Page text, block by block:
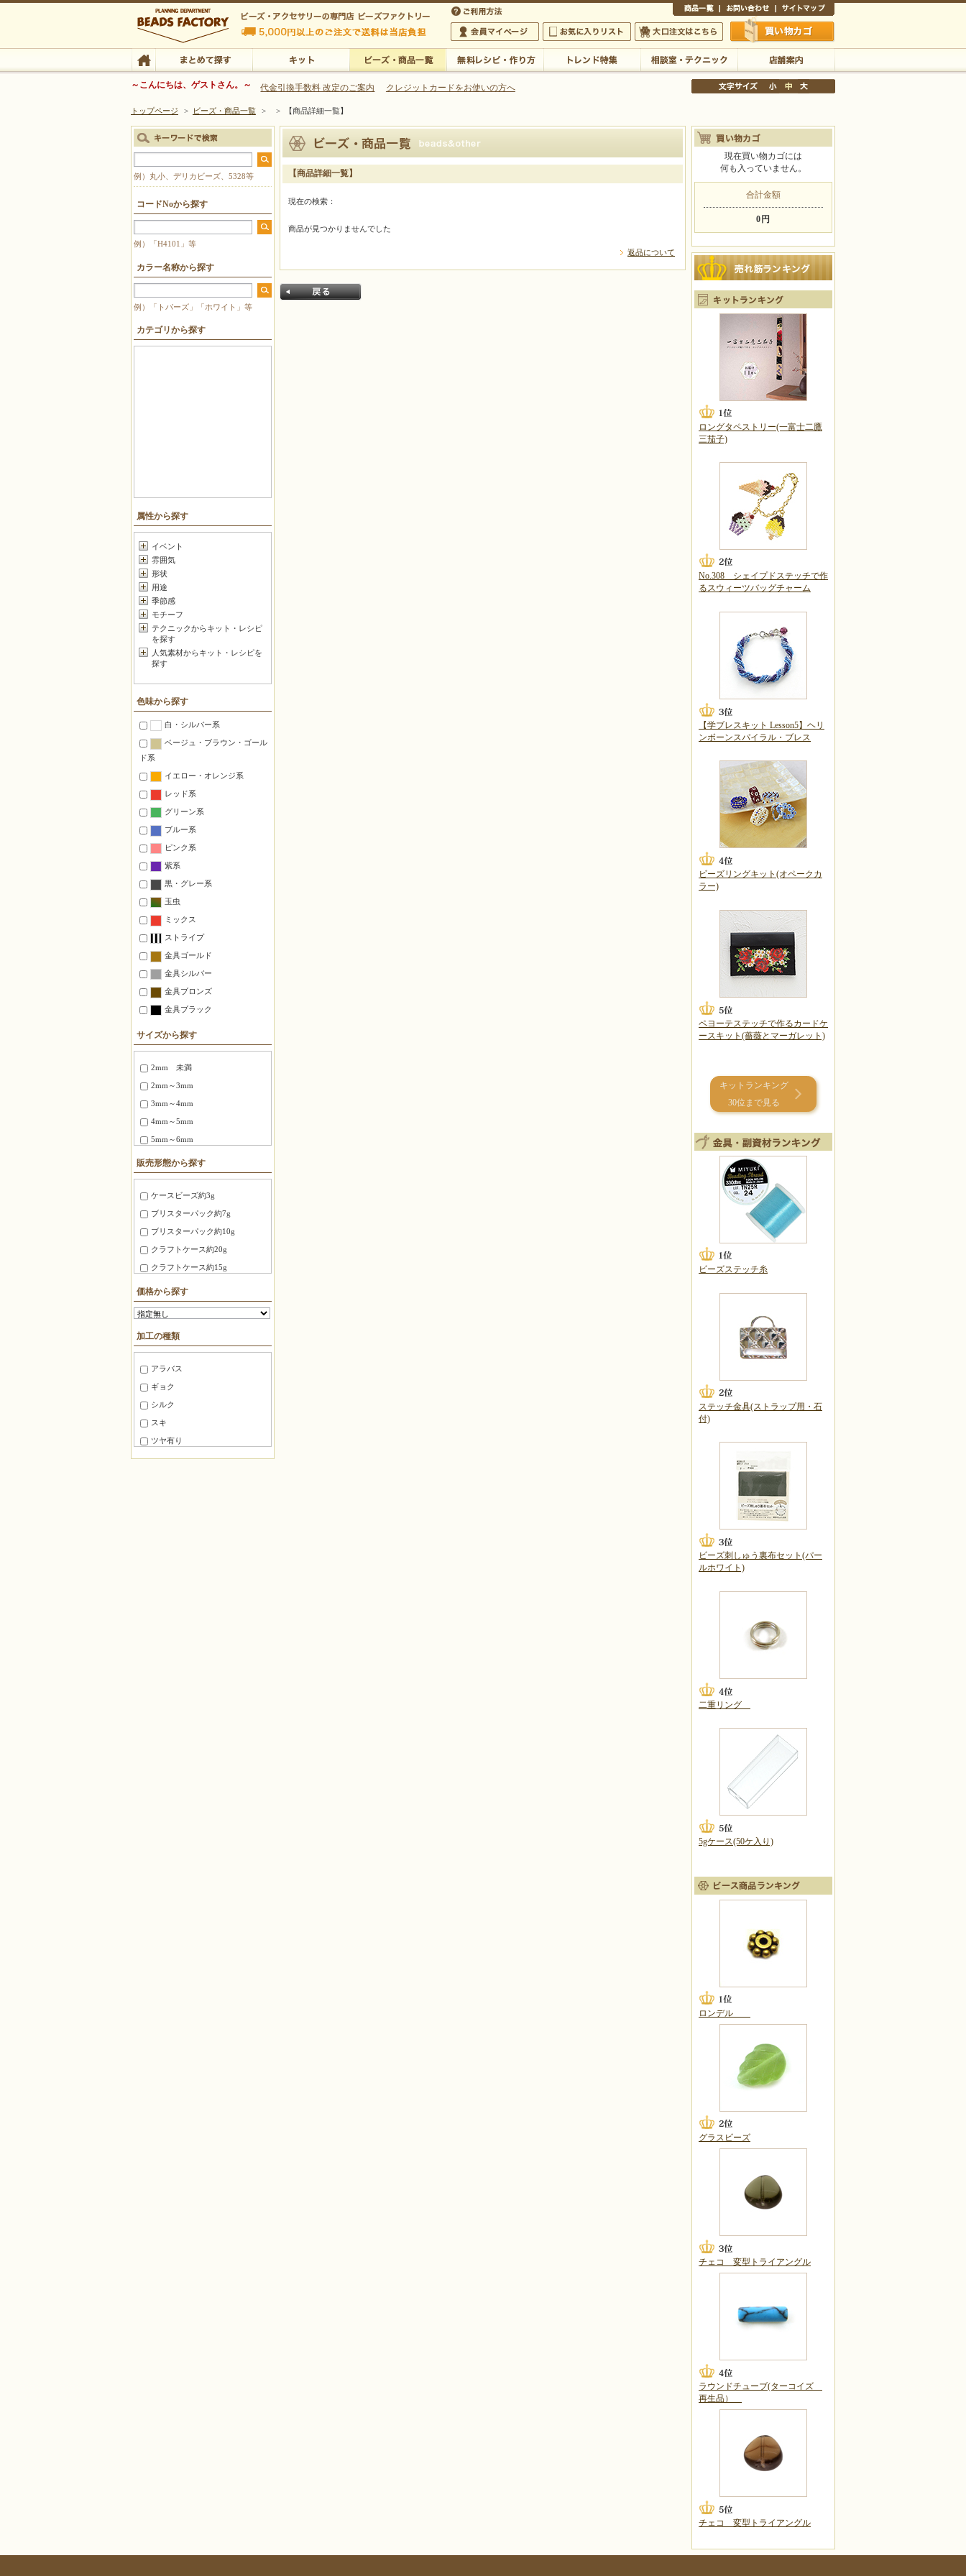
ビーズファクトリー ビーズ・パーツ・金具など・アクセサリーの専門店
ビーズ・アクセサリーの専門店 ビーズファクトリー 5,000円以上のご注文で送料は当店が負担いたします
ビーズ・アクセサリーの専門店 ビーズファクトリー 5,000円以上のご注文で送料は当店が負担いたします
会員マイページ
お気に入りリスト 大口注文はこちら 買い物かご
TOP まとめて探す キット 店舗案内
～こんにちは、ゲストさん。～ 代金引換手数料 改定のご案内 クレジットカードをお使いの方へ
トップページ > ビーズ・商品一覧 > > 【商品詳細一覧】
【商品詳細一覧】
現在の検索：
商品が見つかりませんでした
返品について
例）丸小、デリカビーズ、5328等
コードNoから探す
例）「H4101」等
カラー名称から探す
例）「トパーズ」「ホワイト」等
カテゴリから探す
属性から探す
イベント
雰囲気
形状
用途
季節感
モチーフ
テクニックからキット・レシピ
を探す
人気素材からキット・レシピを
探す
色味から探す
白・シルバー系
ベージュ・ブラウン・ゴール
ド系
イエロー・オレンジ系
レッド系
グリーン系
ブルー系
ピンク系
紫系
黒・グレー系
玉虫
ミックス
ストライプ
金具ゴールド
金具シルバー
金具ブロンズ
金具ブラック
サイズから探す
2mm 未満
2mm～3mm
3mm～4mm
4mm～5mm
5mm～6mm
6～8mm
1.5X3mm ～ 1.8X6mm
2.0X6 mm ～ 2.5X12mm
2.7X12mm ～ 3.4X20mm
3X3X3mm
4X4X4mm
3.0X20mm ～ 4.0X10mm
10mm～15mm
15mm～20mm
20mm～30mm
30mm～40mm
40mm～50mm
50mm～60mm
60mm～80mm
80mm 以上
販売形態から探す
ケースビーズ約3g
ブリスターパック約7g
ブリスターパック約10g
クラフトケース約20g
クラフトケース約15g
徳用パック約100g
ＢＦパック約7g
糸通しビーズ約75cm
糸通しビーズ約1m
糸通しビーズ約5m
糸通しビーズ約10m
マルケース約3g
角ケース約20g
価格から探す
加工の種類
アラバス
ギョク
シルク
スキ
ツヤ有り
ツヤ消し
現在買い物カゴには
何も入っていません。
合計金額
0円
ロングタペストリー(一富士二鷹
三茄子)
No.308 シェイプドステッチで作
るスウィーツバッグチャーム
【学ブレスキット Lesson5】ヘリ
ンボーンスパイラル・ブレス
ビーズリングキット(オペークカ
ラー)
ペヨーテステッチで作るカードケ
ースキット(薔薇とマーガレット)
キットランキング
30位まで見る
ビーズステッチ糸
ステッチ金具(ストラップ用・石
付)
ビーズ刺しゅう裏布セット(パー
ルホワイト)
二重リング
5gケース(50ケ入り)
ロンデル
グラスビーズ
チェコ 変型トライアングル
ラウンドチューブ(ターコイズ
再生品）
チェコ 変型トライアングル